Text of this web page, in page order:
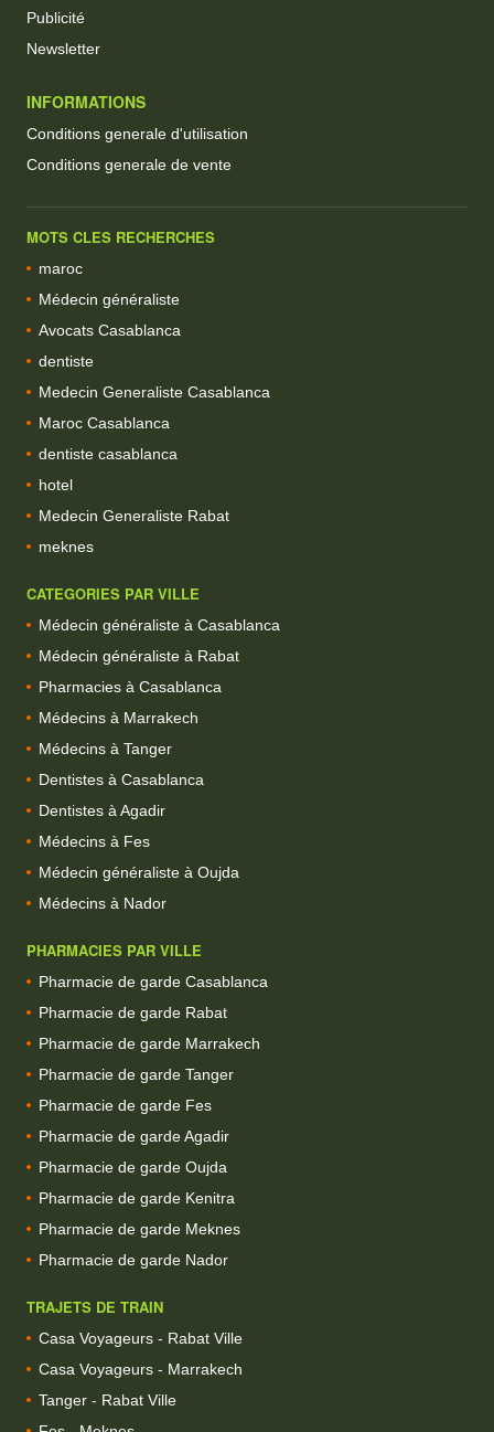
Publicité
Newsletter
INFORMATIONS
Conditions generale d'utilisation
Conditions generale de vente
MOTS CLES RECHERCHES
maroc
Médecin généraliste
Avocats Casablanca
dentiste
Medecin Generaliste Casablanca
Maroc Casablanca
dentiste casablanca
hotel
Medecin Generaliste Rabat
meknes
CATEGORIES PAR VILLE
Médecin généraliste à Casablanca
Médecin généraliste à Rabat
Pharmacies à Casablanca
Médecins à Marrakech
Médecins à Tanger
Dentistes à Casablanca
Dentistes à Agadir
Médecins à Fes
Médecin généraliste à Oujda
Médecins à Nador
PHARMACIES PAR VILLE
Pharmacie de garde Casablanca
Pharmacie de garde Rabat
Pharmacie de garde Marrakech
Pharmacie de garde Tanger
Pharmacie de garde Fes
Pharmacie de garde Agadir
Pharmacie de garde Oujda
Pharmacie de garde Kenitra
Pharmacie de garde Meknes
Pharmacie de garde Nador
TRAJETS DE TRAIN
Casa Voyageurs - Rabat Ville
Casa Voyageurs - Marrakech
Tanger - Rabat Ville